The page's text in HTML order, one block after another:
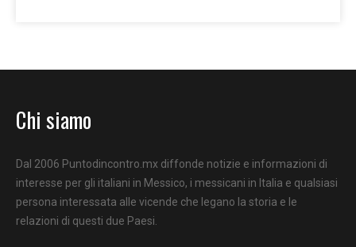
Chi siamo
Dal 2006 Puntodincontro.mx diffonde notizie e informazioni di
interesse per gli italiani in Messico, i messicani in Italia e qualsiasi
persona interessata alle vicende che legano la storia e le
relazioni di questi due Paesi.